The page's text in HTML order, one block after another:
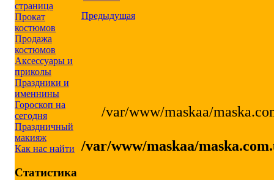
страница
Прокат
костюмов
Продажа
костюмов
Аксессуары и
приколы
Праздники и
именнины
Гороскоп на
сегодня
Праздничный
макияж
Как нас найти
Статистика
Предыдущая
/var/www/maskaa/
/var/www/maskaa/